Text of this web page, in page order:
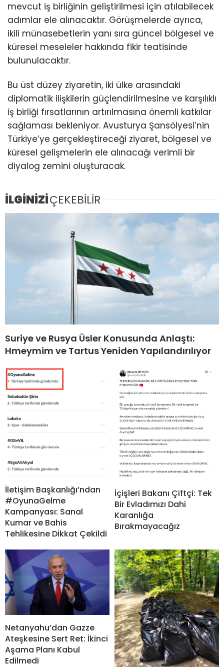
mevcut iş birliğinin geliştirilmesi için atılabilecek
adımlar ele alınacaktır. Görüşmelerde ayrıca,
ikili münasebetlerin yanı sıra güncel bölgesel ve
küresel meseleler hakkında fikir teatisinde
bulunulacaktır.
Bu üst düzey ziyaretin, iki ülke arasındaki
diplomatik ilişkilerin güçlendirilmesine ve karşılıklı
iş birliği fırsatlarının artırılmasına önemli katkılar
sağlaması bekleniyor. Avusturya Şansölyesi’nin
Türkiye’ye gerçekleştireceği ziyaret, bölgesel ve
küresel gelişmelerin ele alınacağı verimli bir
diyalog zemini oluşturacak.
İLGİNİZİÇEKEBİLİR
Suriye ve Rusya Üsler Konusunda Anlaştı:
Hmeymim ve Tartus Yeniden Yapılandırılıyor
İletişim Başkanlığı’ndan
#OyunaGelme
Kampanyası: Sanal
Kumar ve Bahis
Tehlikesine Dikkat Çekildi
İçişleri Bakanı Çiftçi: Tek
Bir Evladımızı Dahi
Karanlığa
Bırakmayacağız
Netanyahu’dan Gazze
Ateşkesine Sert Ret: İkinci
Aşama Planı Kabul
Edilmedi